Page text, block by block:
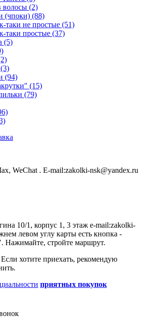
волосы (2)
(чпоки) (88)
таки не простые (51)
таки простые (37)
(5)
(94)
(15)
(79)
WeChat . E-mail:zakolki-nsk@yandex.ru
10/1, корпус 1, 3 этаж e-mail:zakolki-
левом углу карты есть кнопка -
стройте маршрут.
хотите приехать, рекомендую
приятных покупок